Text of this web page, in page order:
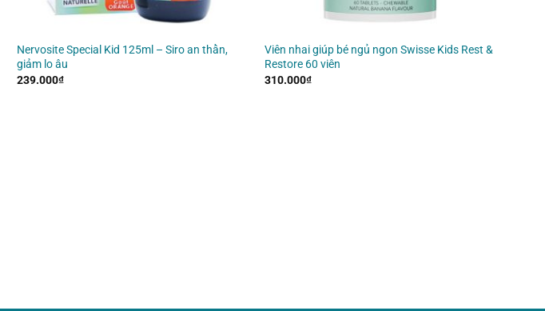
Nervosite Special Kid 125ml – Siro an thần,
giảm lo âu
239.000₫
Viên nhai giúp bé ngủ ngon Swisse Kids Rest &
Restore 60 viên
310.000₫